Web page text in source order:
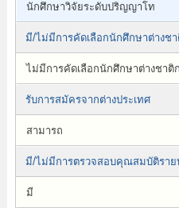
นักศึกษาวิจัยระดับปริญญาโท
มี/ไม่มีการคัดเลือกนักศึกษาต่างช
ไม่มีการคัดเลือกนักศึกษาต่างชาติ
รับการสมัครจากต่างประเทศ
สามารถ
มี/ไม่มีการตรวจสอบคุณสมบัติรา
มี